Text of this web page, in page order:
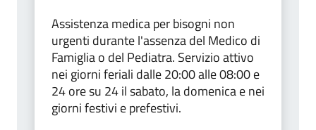
Assistenza medica per bisogni non
urgenti durante l'assenza del Medico di
Famiglia o del Pediatra. Servizio attivo
nei giorni feriali dalle 20:00 alle 08:00 e
24 ore su 24 il sabato, la domenica e nei
giorni festivi e prefestivi.